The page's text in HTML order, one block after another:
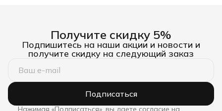
Получите скидку 5%
Подпишитесь на наши акции и новости и
получите скидку на следующий заказ
Подписаться
Нажимая «Подписаться», вы даете согласие на